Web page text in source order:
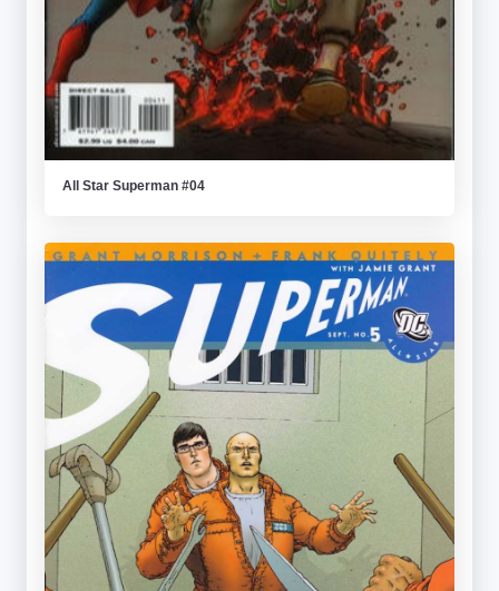
All Star Superman #04